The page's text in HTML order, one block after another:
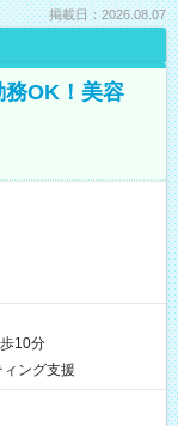
掲載日：2026.08.07
務OK！美容
10分
ング支援